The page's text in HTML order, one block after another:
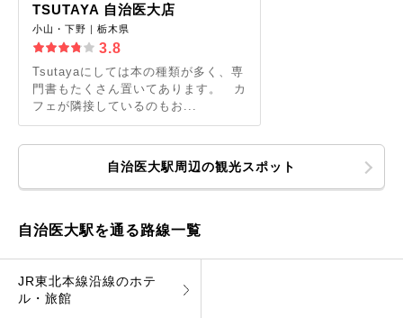
TSUTAYA 自治医大店
小山・下野｜栃木県
3.8
Tsutayaにしては本の種類が多く、専
門書もたくさん置いてあります。 カ
フェが隣接しているのもお...
自治医大駅周辺の観光スポット
自治医大駅を通る路線一覧
JR東北本線沿線のホテ
ル・旅館